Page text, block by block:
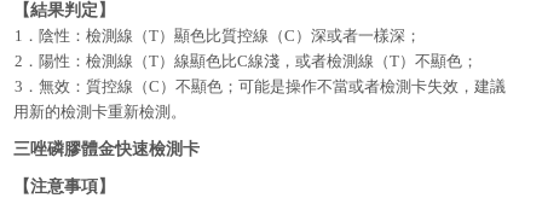
【結果判定 】
1． 陰性：檢測線（T）顯色比質控線（C）深或者一樣深 ；
2． 陽性：檢測線（T）線顯色比C線淺 ，或者檢測線（T）不顯色 ；
3．無效：質控線（C）不顯色；可能是操作不當或者檢測卡失效 ，建議
用新的檢測卡重新檢測。
三唑磷膠體金快速檢測卡
【注意事項】